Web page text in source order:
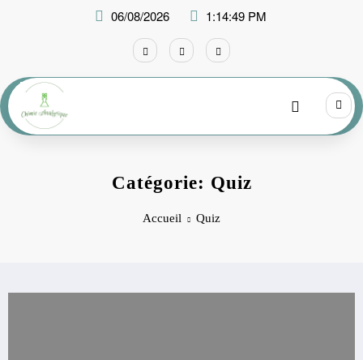
06/08/2026 1:14:49 PM
Catégorie: Quiz
Accueil Quiz